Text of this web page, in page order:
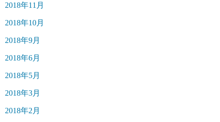
2018年11月
2018年10月
2018年9月
2018年6月
2018年5月
2018年3月
2018年2月